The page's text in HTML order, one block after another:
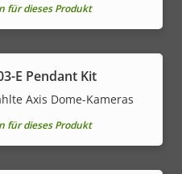
für dieses Produkt
E Pendant Kit
Axis Dome-Kameras
für dieses Produkt